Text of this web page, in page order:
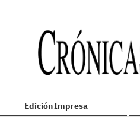
Edición Impresa